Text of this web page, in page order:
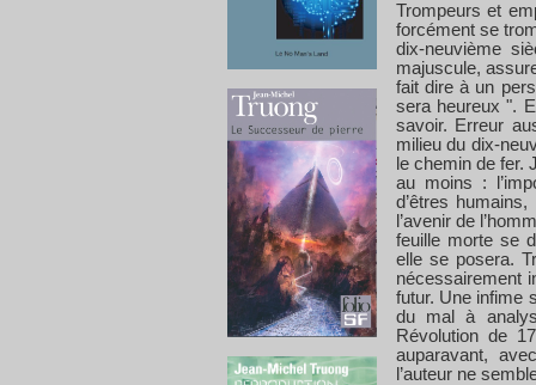
Trompeurs et
forcément se
dix-neuvième
majuscule,
fait dire à un
sera heureux ".
savoir. Erreur
milieu du dix-
le chemin de fer.
au moins :
d’êtres
l’avenir de
feuille morte se
elle se posera.
nécessairement
futur. Une infime
du mal à
Révolution de
auparavant,
l’auteur ne